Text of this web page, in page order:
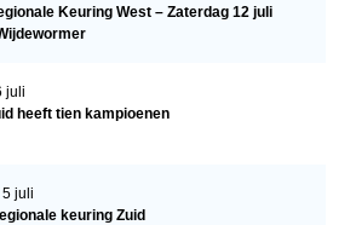
Keuring West – Zaterdag 12 juli
juli
heeft tien kampioenen
juli
keuring Zuid